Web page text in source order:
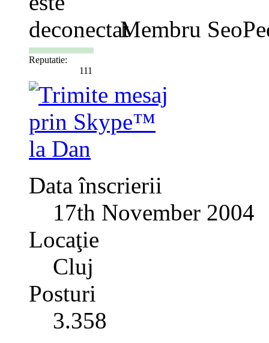
Membru
Reputatie:
111
Data înscrierii
17th November 2004
Locaţie
Cluj
Posturi
3.358